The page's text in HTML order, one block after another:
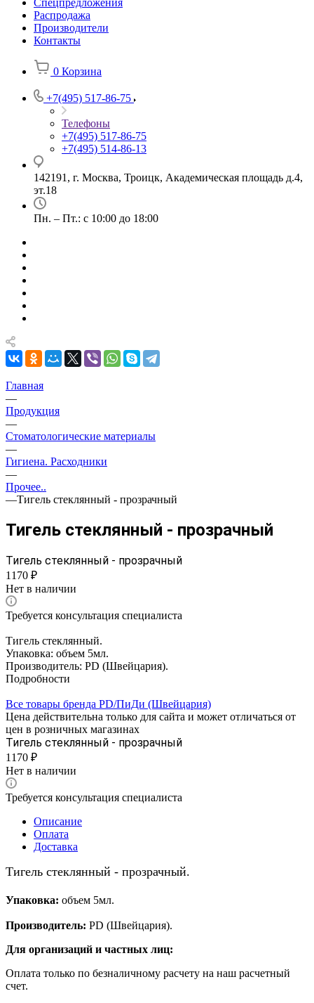
Спецпредложения
Распродажа
Производители
Контакты
0 Корзина
+7(495) 517-86-75
Телефоны
+7(495) 517-86-75
+7(495) 514-86-13
142191, г. Москва, Троицк, Академическая площадь д.4,
эт.18
Пн. – Пт.: с 10:00 до 18:00
Главная
—
Продукция
—
Стоматологические материалы
—
Гигиена. Расходники
—
Прочее..
—Тигель стеклянный - прозрачный
Тигель стеклянный - прозрачный
Тигель стеклянный - прозрачный
1170 ₽
Нет в наличии
Требуется консультация специалиста
Тигель стеклянный.
Упаковка: объем 5мл.
Производитель: PD (Швейцария).
Подробности
Все товары бренда PD/ПиДи (Швейцария)
Цена действительна только для сайта и может отличаться от
цен в розничных магазинах
Тигель стеклянный - прозрачный
1170 ₽
Нет в наличии
Требуется консультация специалиста
Описание
Оплата
Доставка
Тигель стеклянный - прозрачный.
Упаковка: объем 5мл.
Производитель: PD (Швейцария).
Для организаций и частных лиц:
Оплата только по безналичному расчету на наш расчетный
счет.